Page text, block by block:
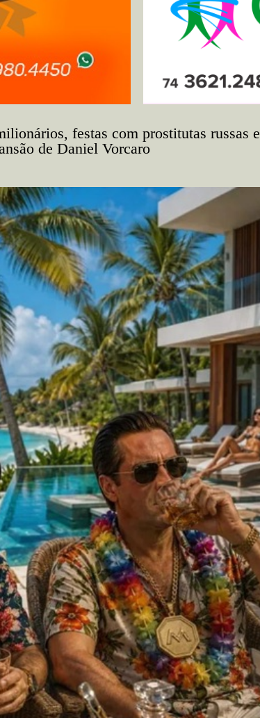
festas com prostitutas russas e
de Daniel Vorcaro